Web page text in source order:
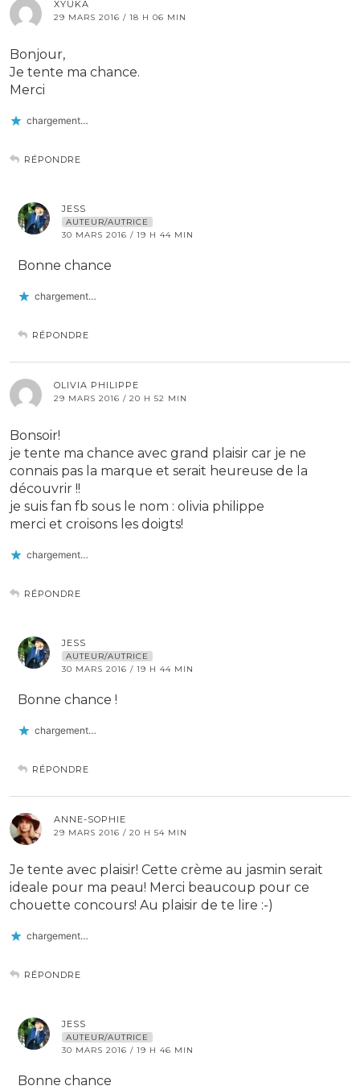
XYUKA
29 MARS 2016 / 18 H 06 MIN
Bonjour,
Je tente ma chance.
Merci
chargement…
RÉPONDRE
JESS
AUTEUR/AUTRICE
30 MARS 2016 / 19 H 44 MIN
Bonne chance
chargement…
RÉPONDRE
OLIVIA PHILIPPE
29 MARS 2016 / 20 H 52 MIN
Bonsoir!
je tente ma chance avec grand plaisir car je ne
connais pas la marque et serait heureuse de la
découvrir !!
je suis fan fb sous le nom : olivia philippe
merci et croisons les doigts!
chargement…
RÉPONDRE
JESS
AUTEUR/AUTRICE
30 MARS 2016 / 19 H 44 MIN
Bonne chance !
chargement…
RÉPONDRE
ANNE-SOPHIE
29 MARS 2016 / 20 H 54 MIN
Je tente avec plaisir! Cette crème au jasmin serait
ideale pour ma peau! Merci beaucoup pour ce
chouette concours! Au plaisir de te lire :-)
chargement…
RÉPONDRE
JESS
AUTEUR/AUTRICE
30 MARS 2016 / 19 H 46 MIN
Bonne chance